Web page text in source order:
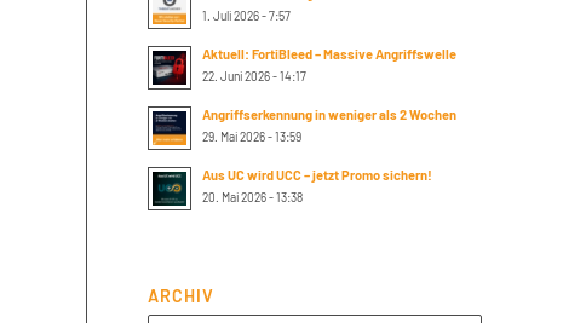
1. Juli 2026 - 7:57
Aktuell: FortiBleed – Massive Angriffswelle
22. Juni 2026 - 14:17
Angriffserkennung in weniger als 2 Wochen
29. Mai 2026 - 13:59
Aus UC wird UCC – jetzt Promo sichern!
20. Mai 2026 - 13:38
ARCHIV